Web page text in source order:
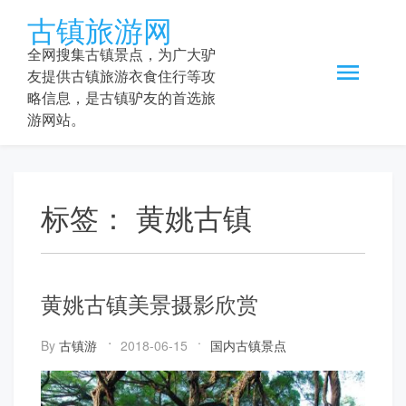
content
古镇旅游网
全网搜集古镇景点，为广大驴
友提供古镇旅游衣食住行等攻
略信息，是古镇驴友的首选旅
游网站。
标签： 黄姚古镇
黄姚古镇美景摄影欣赏
By 古镇游 2018-06-15 国内古镇景点